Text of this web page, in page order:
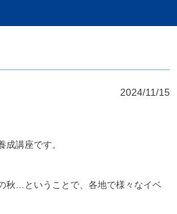
2024/11/15
講座です。
秋…ということで、各地で様々なイベ